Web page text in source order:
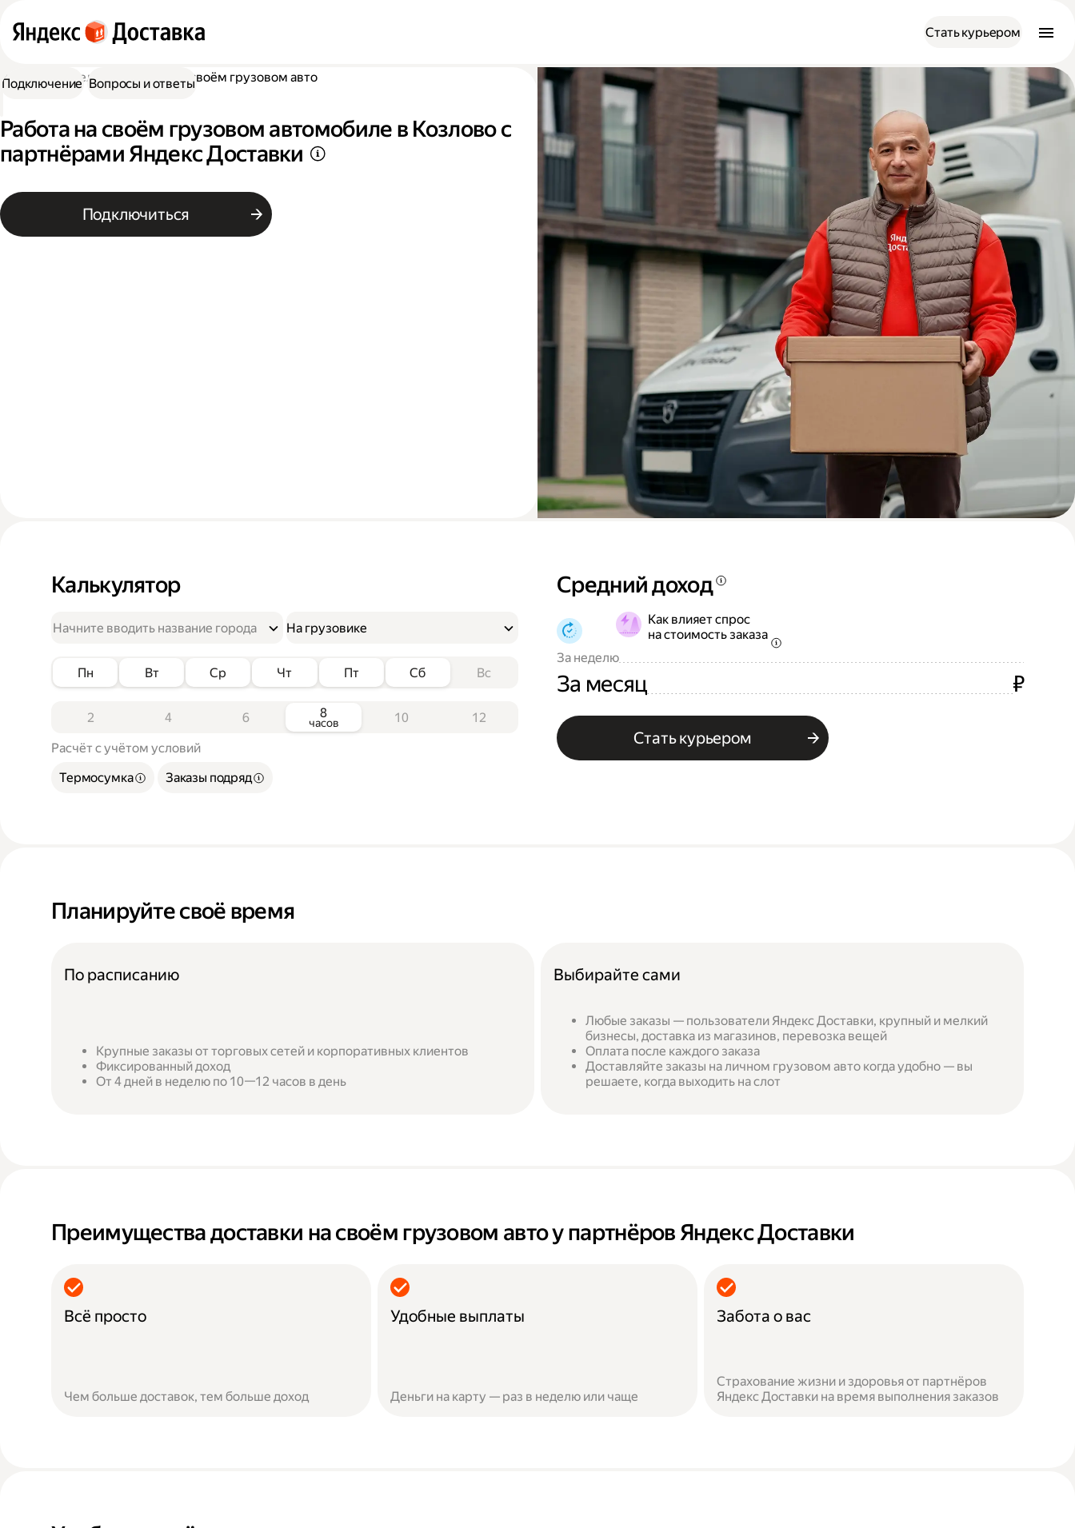
Стать курьером
Работа водителем Работа на своём грузовом авто
Работа на своём грузовом автомобиле в Козлово с
партнёрами Яндекс Доставки
Подключиться
Подключение Вопросы и ответы
Калькулятор
На грузовике
Пн Вт Ср Чт Пт Сб Вс
2 4 6 8
часов 10 12
Расчёт с учётом условий
Термосумка
Заказы подряд
Средний доход
Как влияет спрос
на стоимость заказа
За неделю
За месяц ₽
Стать курьером
Планируйте своё время
По расписанию
Крупные заказы от торговых сетей и корпоративных клиентов
Фиксированный доход
От 4 дней в неделю по 10—12 часов в день
Выбирайте сами
Любые заказы — пользователи Яндекс Доставки, крупный и мелкий
бизнесы, доставка из магазинов, перевозка вещей
Оплата после каждого заказа
Доставляйте заказы на личном грузовом авто когда удобно — вы
решаете, когда выходить на слот
Преимущества доставки на своём грузовом авто у партнёров Яндекс Доставки
Всё просто
Чем больше доставок, тем больше доход
Удобные выплаты
Деньги на карту — раз в неделю или чаще
Забота о вас
Страхование жизни и здоровья от партнёров
Яндекс Доставки на время выполнения заказов